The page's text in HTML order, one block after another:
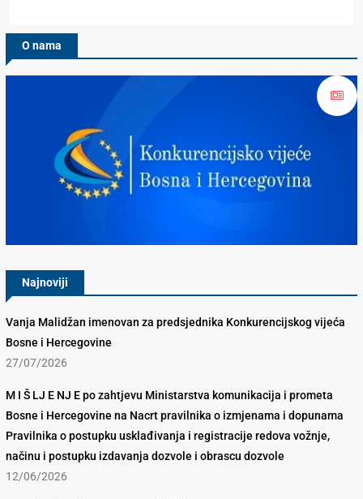
O nama
Najnoviji
Vanja Malidžan imenovan za predsjednika Konkurencijskog vijeća
Bosne i Hercegovine
27/07/2026
M I Š LJ E NJ E po zahtjevu Ministarstva komunikacija i prometa
Bosne i Hercegovine na Nacrt pravilnika o izmjenama i dopunama
Pravilnika o postupku usklađivanja i registracije redova vožnje,
načinu i postupku izdavanja dozvole i obrascu dozvole
12/06/2026